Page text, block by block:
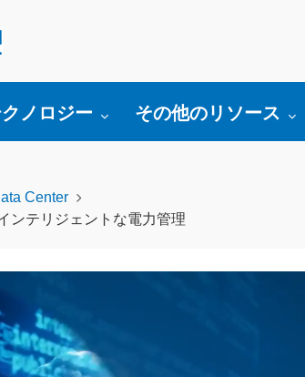
submenu for:
ノロジー Toggle submenu for:
その他のリソース
Center
ンテリジェントな電力管理